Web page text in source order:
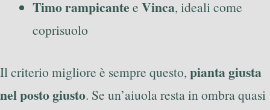
Timo rampicante e Vinca, ideali come
coprisuolo
Il criterio migliore è sempre questo, pianta giusta
nel posto giusto. Se un’aiuola resta in ombra quasi